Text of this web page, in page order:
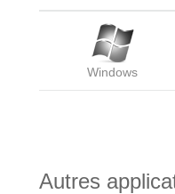
Windows
Autres